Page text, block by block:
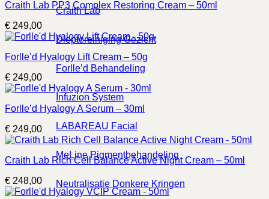
Craith Lab
Dieptereiniging Gezicht
Forlle’d Behandeling
Infuzion System
LABAREAU Facial
MeLine Pigmentbehandeling
Neutralisatie Donkere Kringen
Craith Lab PP3 Complex Restoring Cream – 50ml
€ 249,00
Forlle’d Hyalogy Lift Cream – 50g
€ 249,00
Forlle’d Hyalogy A Serum – 30ml
€ 249,00
Craith Lab Rich Cell Balance Active Night Cream – 50ml
€ 248,00